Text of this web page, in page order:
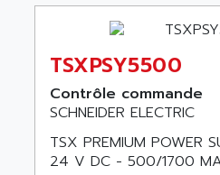
GP3000 SERIES
SINUMERIK 840DI
ARGUS
SINUMERIK 840D
ASSY
ASTAR
ASTEC
ASTEEL
ASTRODESIGN
ASTROSYSTEMS
TSXPSY5500
Contrôle commande
SCHNEIDER ELECTRIC
TSX PREMIUM POWER
24 V DC - 500/1700